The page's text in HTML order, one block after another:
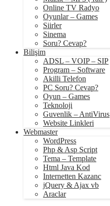
Online TV Radyo
Oyunlar – Games
Siirler
Sinema
Soru? Cevap?
Bilişim
ADSL – VOIP – SIP
Program – Software
Akilli Telefon
PC Soru? Cevap?
Oyun – Games
Teknoloji
Guvenlik – AntiVirus
Website Linkleri
Webmaster
WordPress
Php & Asp Script
Tema – Template
Html Java Kod
Internetten Kazanc
jQuery & Ajax vb
Araclar